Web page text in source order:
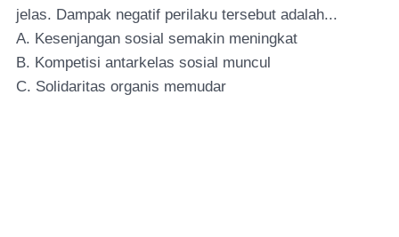
jelas. Dampak negatif perilaku tersebut adalah...
A. Kesenjangan sosial semakin meningkat
B. Kompetisi antarkelas sosial muncul
C. Solidaritas organis memudar